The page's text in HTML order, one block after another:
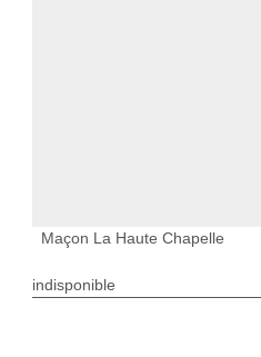
Maçon La Haute Chapelle
indisponible